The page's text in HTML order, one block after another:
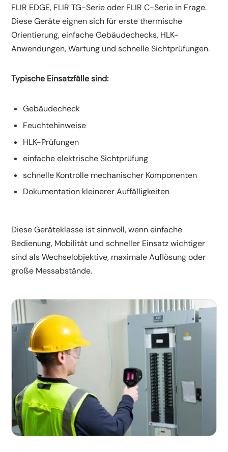
FLIR EDGE, FLIR TG-Serie oder FLIR C-Serie in Frage.
Diese Geräte eignen sich für erste thermische
Orientierung, einfache Gebäudechecks, HLK-
Anwendungen, Wartung und schnelle Sichtprüfungen.
Typische Einsatzfälle sind:
Gebäudecheck
Feuchtehinweise
HLK-Prüfungen
einfache elektrische Sichtprüfung
schnelle Kontrolle mechanischer Komponenten
Dokumentation kleinerer Auffälligkeiten
Diese Geräteklasse ist sinnvoll, wenn einfache
Bedienung, Mobilität und schneller Einsatz wichtiger
sind als Wechselobjektive, maximale Auflösung oder
große Messabstände.